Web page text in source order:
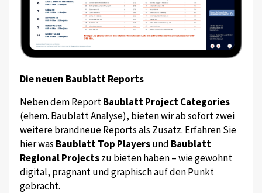
Die neuen Baublatt Reports
Neben dem ReportBaublatt Project Categories
(ehem. Baublatt Analyse), bieten wir ab sofort zwei
weitere brandneue Reports als Zusatz. Erfahren Sie
hier was Baublatt Top Playersund Baublatt
Regional Projectszu bieten haben – wie gewohnt
digital, prägnant und graphisch auf den Punkt
gebracht.